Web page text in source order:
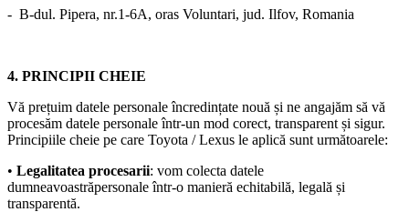
- B-dul. Pipera, nr.1-6A, oras Voluntari, jud. Ilfov, Romania
4. PRINCIPII CHEIE
Vă prețuim datele personale încredințate nouă și ne angajăm să vă
procesăm datele personale într-un mod corect, transparent și sigur.
Principiile cheie pe care Toyota / Lexus le aplică sunt următoarele:
• Legalitatea procesarii: vom colecta datele
dumneavoastrăpersonale într-o manieră echitabilă, legală și
transparentă.